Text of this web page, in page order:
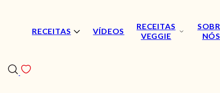
RECEITAS VÍDEOS
RECEITAS
VEGGIE
NÓS